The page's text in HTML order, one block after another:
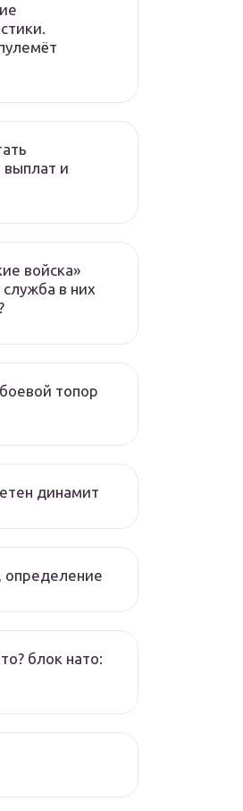
выплат и
войска»
в них
топор
динамит
определение
блок нато: